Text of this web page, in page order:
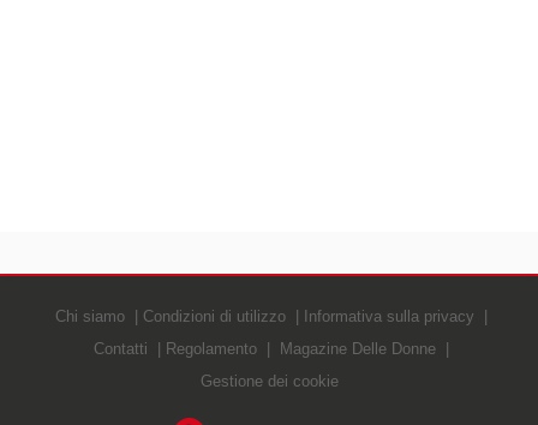
Chi siamo Condizioni di utilizzo
Informativa sulla privacy
Contatti
Regolamento
Magazine Delle Donne
Gestione dei cookie